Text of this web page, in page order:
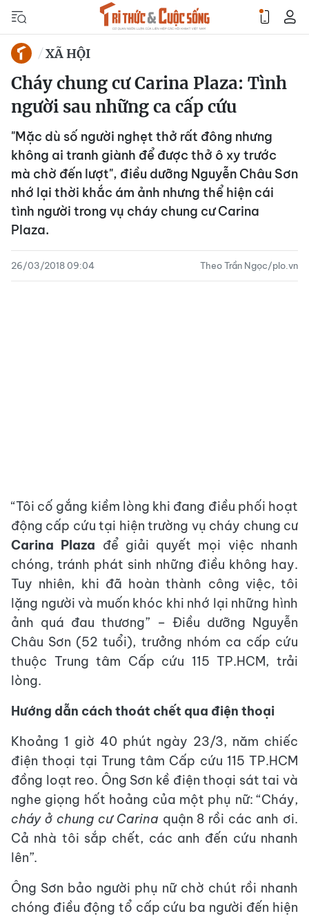
XÃ HỘI
Cháy chung cư Carina Plaza: Tình
người sau những ca cấp cứu
"Mặc dù số người nghẹt thở rất đông nhưng
không ai tranh giành để được thở ô xy trước
mà chờ đến lượt", điều dưỡng Nguyễn Châu Sơn
nhớ lại thời khắc ám ảnh nhưng thể hiện cái
tình người trong vụ cháy chung cư Carina
Plaza.
26/03/2018 09:04 Theo Trần Ngọc/plo.vn
“Tôi cố gắng kiềm lòng khi đang điều phối hoạt
động cấp cứu tại hiện trường vụ cháy chung cư
Carina Plaza để giải quyết mọi việc nhanh
chóng, tránh phát sinh những điều không hay.
Tuy nhiên, khi đã hoàn thành công việc, tôi
lặng người và muốn khóc khi nhớ lại những hình
ảnh quá đau thương” – Điều dưỡng Nguyễn
Châu Sơn (52 tuổi), trưởng nhóm ca cấp cứu
thuộc Trung tâm Cấp cứu 115 TP.HCM, trải
lòng.
Hướng dẫn cách thoát chết qua điện thoại
Khoảng 1 giờ 40 phút ngày 23/3, năm chiếc
điện thoại tại Trung tâm Cấp cứu 115 TP.HCM
đồng loạt reo. Ông Sơn kề điện thoại sát tai và
nghe giọng hốt hoảng của một phụ nữ: “Cháy,
cháy ở chung cư Carina quận 8 rồi các anh ơi.
Cả nhà tôi sắp chết, các anh đến cứu nhanh
lên”.
Ông Sơn bảo người phụ nữ chờ chút rồi nhanh
chóng điều động tổ cấp cứu ba người đến hiện